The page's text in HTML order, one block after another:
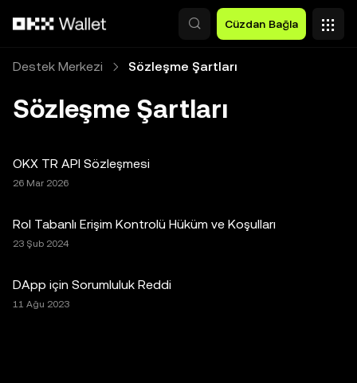
Cüzdan Bağla
Destek Merkezi Sözleşme Şartları
Sözleşme Şartları
OKX TR API Sözleşmesi
26 Mar 2026
Rol Tabanlı Erişim Kontrolü Hüküm ve Koşulları
23 Şub 2024
DApp için Sorumluluk Reddi
11 Ağu 2023